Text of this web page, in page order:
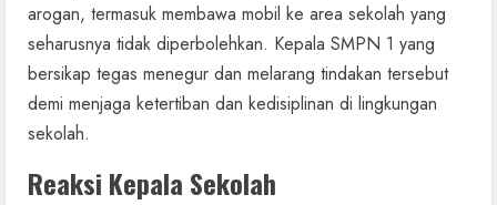
arogan, termasuk membawa mobil ke area sekolah yang
seharusnya tidak diperbolehkan. Kepala SMPN 1 yang
bersikap tegas menegur dan melarang tindakan tersebut
demi menjaga ketertiban dan kedisiplinan di lingkungan
sekolah.
Reaksi Kepala Sekolah